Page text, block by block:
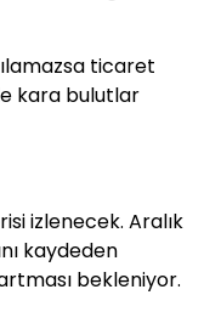
ticaret
kara bulutlar
izlenecek. Aralık
kaydeden
bekleniyor.